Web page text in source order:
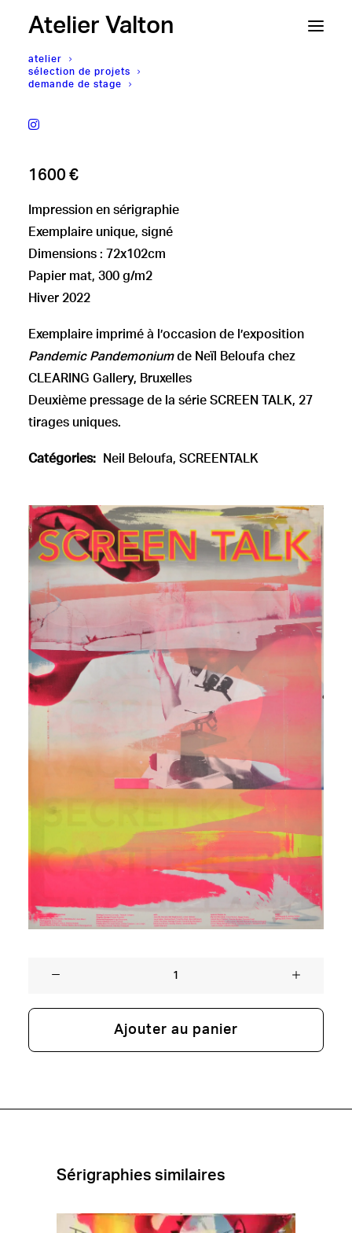
Atelier Valton
atelier
sélection de projets
demande de stage
Neïl Beloufa
1600 €
Impression en sérigraphie
Exemplaire unique, signé
Dimensions : 72x102cm
Papier mat, 300 g/m2
Hiver 2022
Exemplaire imprimé à l’occasion de l’exposition
Pandemic Pandemoniumde Neïl Beloufa chez
CLEARING Gallery, Bruxelles
Deuxième pressage de la série SCREEN TALK, 27
tirages uniques.
Catégories: Neil Beloufa, SCREENTALK
quantité
Neïl
BeloufaSCREEN
Ajouter au panier
Sérigraphies similaires